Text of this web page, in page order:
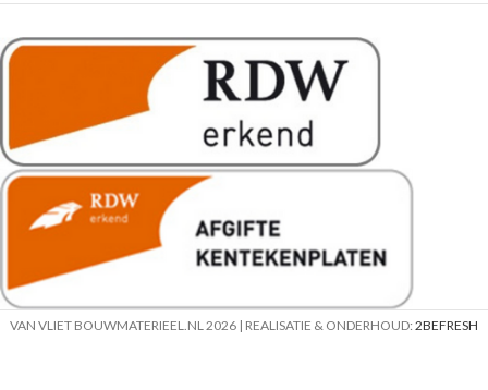
VAN VLIET BOUWMATERIEEL.NL 2026 | REALISATIE & ONDERHOUD: 2BEFRESH